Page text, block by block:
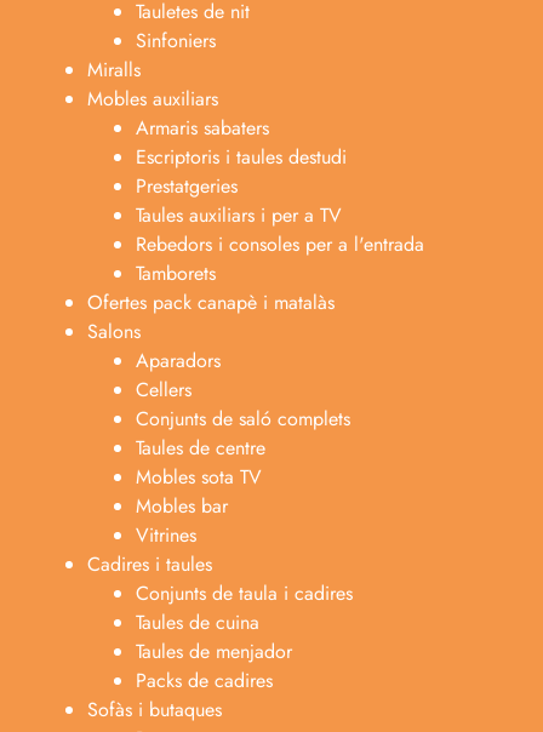
Tauletes de nit
Sinfoniers
Miralls
Mobles auxiliars
Armaris sabaters
Escriptoris i taules destudi
Prestatgeries
Taules auxiliars i per a TV
Rebedors i consoles per a l'entrada
Tamborets
Ofertes pack canapè i matalàs
Salons
Aparadors
Cellers
Conjunts de saló complets
Taules de centre
Mobles sota TV
Mobles bar
Vitrines
Cadires i taules
Conjunts de taula i cadires
Taules de cuina
Taules de menjador
Packs de cadires
Sofàs i butaques